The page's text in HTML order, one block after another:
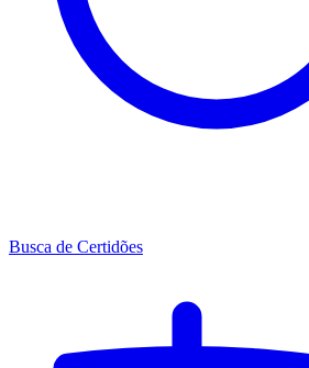
Busca de Certidões